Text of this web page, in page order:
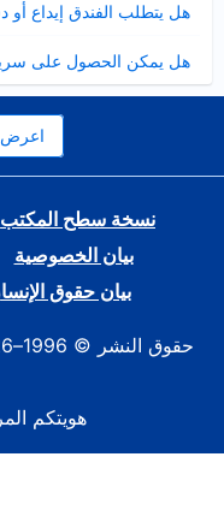
هل يتطلب الفندق إيداع أو
مصغر
هل يمكن الحصول على
مصغر
اعرض
نسخة سطح المكتب
بيان الخصوصية
بيان حقوق
هويتكم